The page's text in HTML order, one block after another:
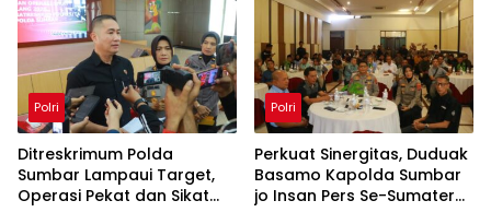
Polri
Ditreskrimum Polda
Sumbar Lampaui Target,
Operasi Pekat dan Sikat
Polri
Perkuat Sinergitas, Duduak
Basamo Kapolda Sumbar
jo Insan Pers Se-Sumatera